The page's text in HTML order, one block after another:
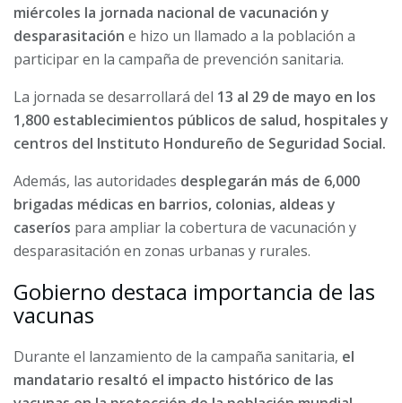
miércoles la jornada nacional de vacunación y
desparasitación e hizo un llamado a la población a
participar en la campaña de prevención sanitaria.
La jornada se desarrollará del 13 al 29 de mayo en los
1,800 establecimientos públicos de salud, hospitales y
centros del Instituto Hondureño de Seguridad Social.
Además, las autoridades desplegarán más de 6,000
brigadas médicas en barrios, colonias, aldeas y
caseríos para ampliar la cobertura de vacunación y
desparasitación en zonas urbanas y rurales.
Gobierno destaca importancia de las
vacunas
Durante el lanzamiento de la campaña sanitaria, el
mandatario resaltó el impacto histórico de las